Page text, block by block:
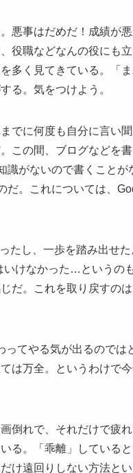
悪事はだめだ！成績が
役職などなんの役にも
多く見てきている。「ま
る。気をつけよう。
でに何度も自分に言い
この間、ブログなどを
識がないので書くことが
だ。これについては、
たし、一歩を踏み出せた
いけなかった…というの
だ。これを取り戻すの
てやる気が出るのでは
は万全。というわけで今
倒れで、それだけで疲
る。「乖離」していると
け遠回りしない方法と